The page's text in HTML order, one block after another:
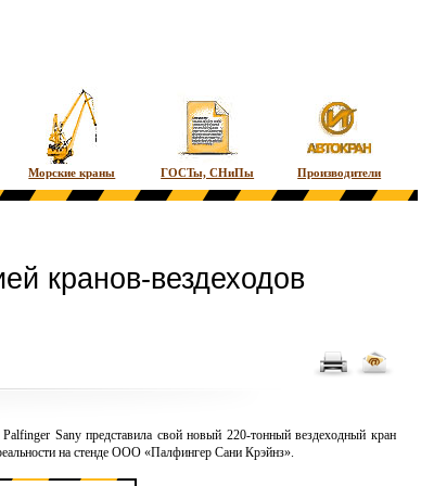
Морские краны ГОСТы, СНиПы Производители
кранов-вездеходов
Sany представила свой новый 220-тонныйвездеходный кран
на стенде ООО «Палфингер Сани Крэйнз».